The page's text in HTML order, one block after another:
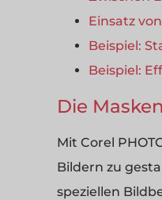
Einsatz
Beispiel:
Beispiel:
Die
Mit Corel
Bildern zu
speziellen